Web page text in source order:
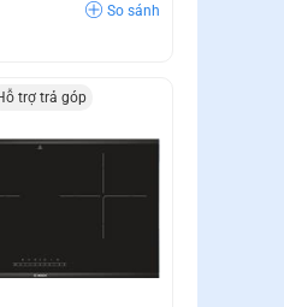
So sánh
trợ trả góp